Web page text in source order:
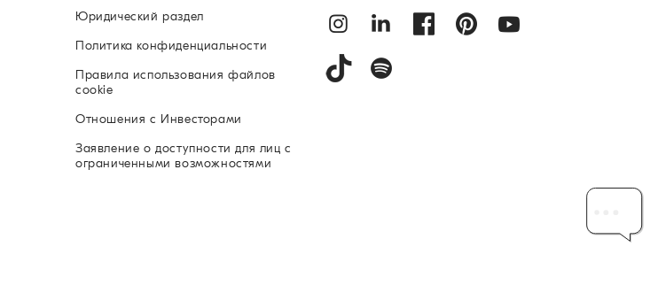
Юридический раздел
Политика конфиденциальности
Правила использования файлов
cookie
Отношения с Инвесторами
Заявление о доступности для лиц с
ограниченными возможностями